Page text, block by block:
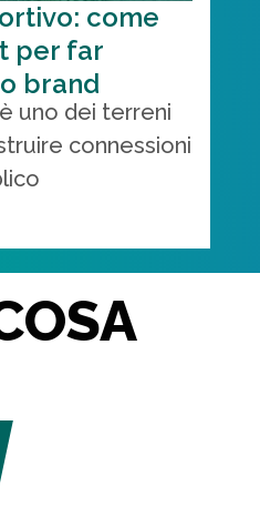
come
per far
brand
uno dei terreni
connessioni